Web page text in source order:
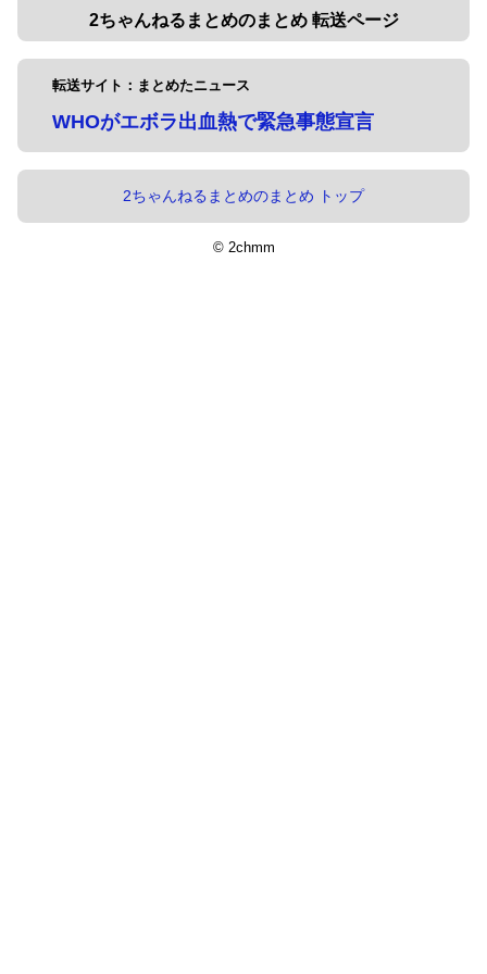
2ちゃんねるまとめのまとめ 転送ページ
転送サイト：まとめたニュース
WHOがエボラ出血熱で緊急事態宣言
2ちゃんねるまとめのまとめ トップ
© 2chmm